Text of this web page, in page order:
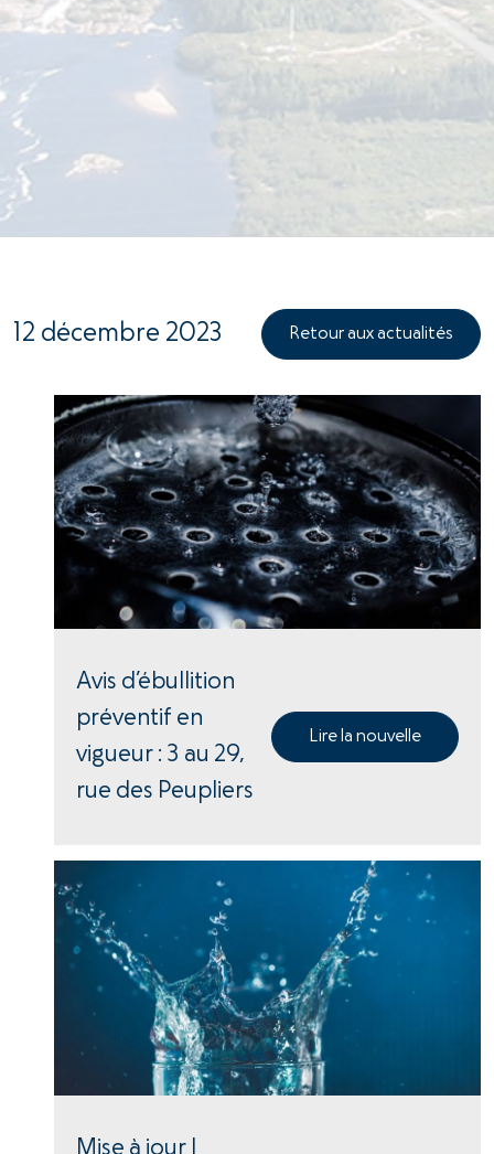
12 décembre 2023 Retour aux actualités
Avis d’ébullition
préventif en
vigueur : 3 au 29,
rue des Peupliers
Lire la nouvelle
Mise à jour |